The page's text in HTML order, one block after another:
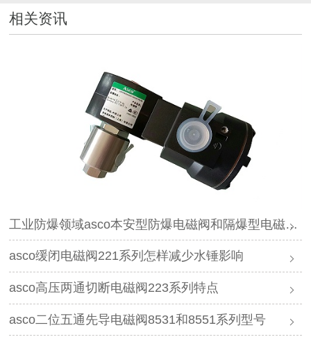
相关资讯
工业防爆领域asco本安型防爆电磁阀和隔爆型电磁阀特点和应用
asco缓闭电磁阀221系列怎样减少水锤影响
asco高压两通切断电磁阀223系列特点
asco二位五通先导电磁阀8531和8551系列型号